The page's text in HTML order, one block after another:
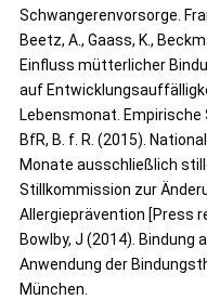
Schwangerenvorsorge.
Beetz, A., Gaass, K.,
Einfluss mütterlicher
auf
Lebensmonat. Empirische
BfR, B. f. R. (2015).
Monate ausschließlich
Stillkommission zur
Allergieprävention [Press
Bowlby, J (2014). Bindung
Anwendung der
München.